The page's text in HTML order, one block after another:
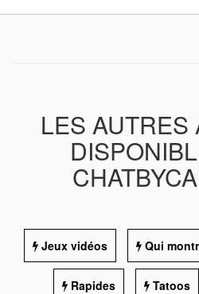
LES AUTRES
Jeux vidéos Qui
Rapides Tatoos